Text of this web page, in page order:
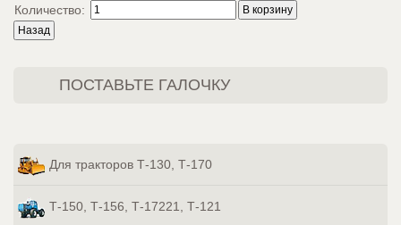
Количество:
ПОСТАВЬТЕ ГАЛОЧКУ
Для тракторов Т-130, Т-170
Т-150, Т-156, Т-17221, Т-121